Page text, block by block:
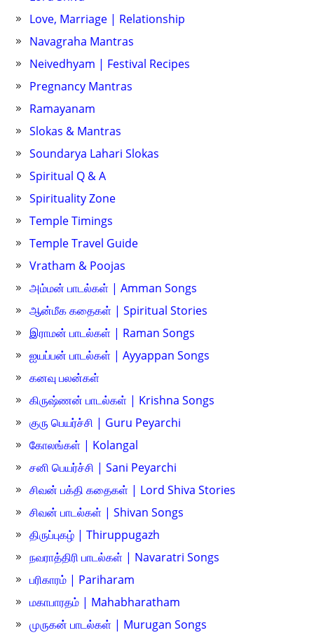
Love, Marriage | Relationship
Navagraha Mantras
Neivedhyam | Festival Recipes
Pregnancy Mantras
Ramayanam
Slokas & Mantras
Soundarya Lahari Slokas
Spiritual Q & A
Spirituality Zone
Temple Timings
Temple Travel Guide
Vratham & Poojas
அம்மன் பாடல்கள் | Amman Songs
ஆன்மீக கதைகள் | Spiritual Stories
இராமன் பாடல்கள் | Raman Songs
ஐயப்பன் பாடல்கள் | Ayyappan Songs
கனவு பலன்கள்
கிருஷ்ணன் பாடல்கள் | Krishna Songs
குரு பெயர்ச்சி | Guru Peyarchi
கோலங்கள் | Kolangal
சனி பெயர்ச்சி | Sani Peyarchi
சிவன் பக்தி கதைகள் | Lord Shiva Stories
சிவன் பாடல்கள் | Shivan Songs
திருப்புகழ் | Thiruppugazh
நவராத்திரி பாடல்கள் | Navaratri Songs
பரிகாரம் | Pariharam
மகாபாரதம் | Mahabharatham
முருகன் பாடல்கள் | Murugan Songs